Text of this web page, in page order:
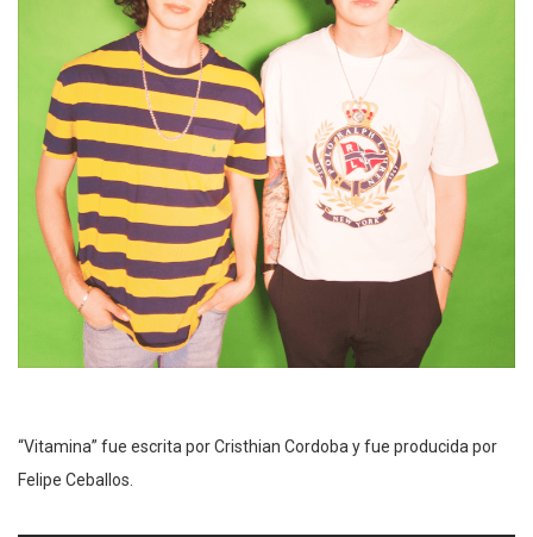
“Vitamina” fue escrita por Cristhian Cordoba y fue producida por
Felipe Ceballos.